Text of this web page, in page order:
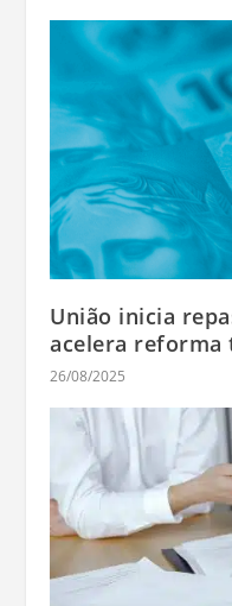
União inicia
acelera
26/08/2025